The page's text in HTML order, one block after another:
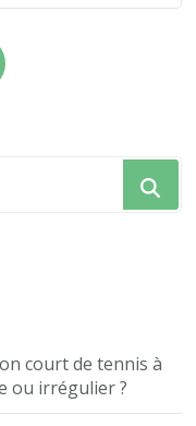
court de tennis à
ou irrégulier ?